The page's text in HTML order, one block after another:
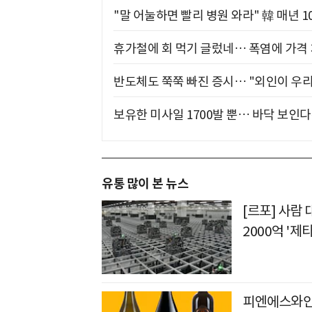
"말 어눌하면 빨리 병원 와라" 韓 매년
휴가철에 회 먹기 글렀네… 폭염에 가격
반도체도 쭉쭉 빠진 증시… "외인이 우
보유한 미사일 1700발 뿐… 바닥 보인
유통 많이 본 뉴스
[르포] 사람
2000억 '제
피엔에스와